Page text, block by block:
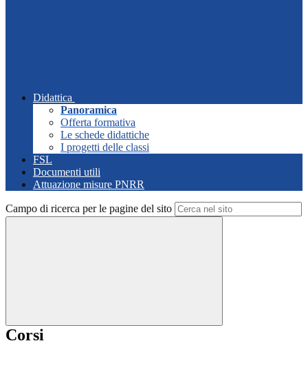
Didattica
Panoramica
Offerta formativa
Le schede didattiche
I progetti delle classi
FSL
Documenti utili
Attuazione misure PNRR
Campo di ricerca per le pagine del sito
Corsi